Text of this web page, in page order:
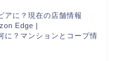
アに？現在の店舗情報
Edge |
に？マンションとコープ情